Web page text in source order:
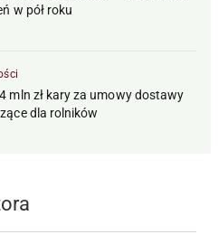
w pół roku
mln zł kary za umowy dostawy
dla rolników